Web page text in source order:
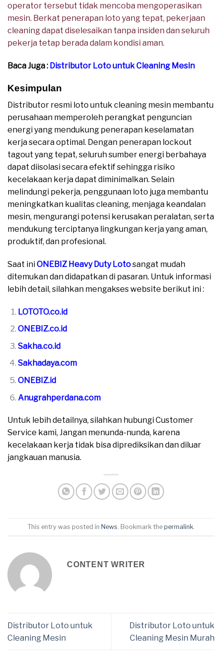
operator tersebut tidak mencoba mengoperasikan
mesin. Berkat penerapan loto yang tepat, pekerjaan
cleaning dapat diselesaikan tanpa insiden dan seluruh
pekerja tetap berada dalam kondisi aman.
Baca Juga : Distributor Loto untuk Cleaning Mesin
Kesimpulan
Distributor resmi loto untuk cleaning mesin membantu
perusahaan memperoleh perangkat penguncian
energi yang mendukung penerapan keselamatan
kerja secara optimal. Dengan penerapan lockout
tagout yang tepat, seluruh sumber energi berbahaya
dapat diisolasi secara efektif sehingga risiko
kecelakaan kerja dapat diminimalkan. Selain
melindungi pekerja, penggunaan loto juga membantu
meningkatkan kualitas cleaning, menjaga keandalan
mesin, mengurangi potensi kerusakan peralatan, serta
mendukung terciptanya lingkungan kerja yang aman,
produktif, dan profesional.
Saat iniONEBIZ Heavy Duty Lotosangat mudah
ditemukan dan didapatkan di pasaran. Untuk informasi
lebih detail, silahkan mengakses website berikut ini :
LOTOTO.co.id
ONEBIZ.co.id
Sakha.co.id
Sakhadaya.com
ONEBIZ.id
Anugrahperdana.com
Untuk lebih detailnya, silahkan hubungi Customer
Service kami, Jangan menunda-nunda, karena
kecelakaan kerja tidak bisa diprediksikan dan diluar
jangkauan manusia.
This entry was posted in News . Bookmark the permalink
CONTENT WRITER
Distributor Loto untuk
Cleaning Mesin
Distributor Loto untuk
Cleaning Mesin Murah